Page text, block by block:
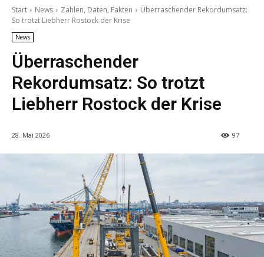
Start News Zahlen, Daten, Fakten
Überraschender Rekordumsatz:
So trotzt Liebherr Rostock der Krise
News
Überraschender
Rekordumsatz: So trotzt
Liebherr Rostock der Krise
28. Mai 2026 97